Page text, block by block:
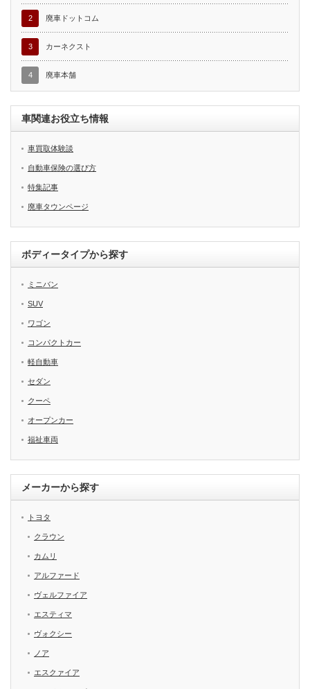
2 廃車ドットコム
3 カーネクスト
4 廃車本舗
車関連お役立ち情報
車買取体験談
自動車保険の選び方
特集記事
廃車タウンページ
ボディータイプから探す
ミニバン
SUV
ワゴン
コンパクトカー
軽自動車
セダン
クーペ
オープンカー
福祉車両
メーカーから探す
トヨタ
クラウン
カムリ
アルファード
ヴェルファイア
エスティマ
ヴォクシー
ノア
エスクァイア